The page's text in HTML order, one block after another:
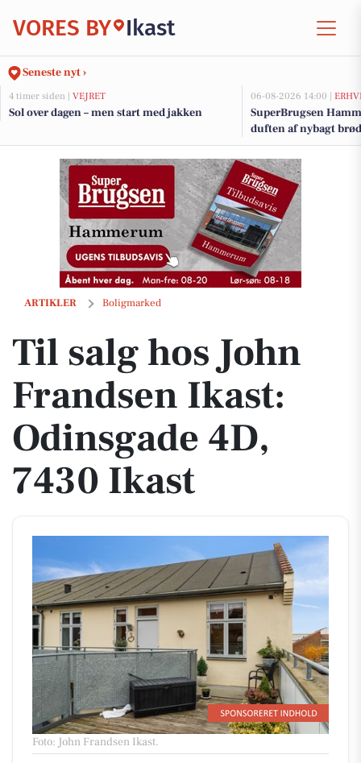
VORES BY Ikast
Seneste nyt ›
4 timer siden | VEJRET
Sol over dagen – men start med jakken
06-08-2026 14:00 |
SuperBrugsen
duften af nybagt brød
ARTIKLER Boligmarked
Til salg hos John Frandsen Ikast: Odinsgade 4D, 7430 Ikast
Til salg hos John
Frandsen Ikast:
Odinsgade 4D,
7430 Ikast
Foto: John Frandsen Ikast.